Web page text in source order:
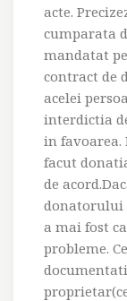
acte.
cumparata
mandatat
contract de
acelei
interdictia
in
facut
de
donatorului
a mai fost
probleme.